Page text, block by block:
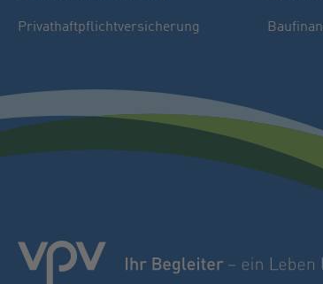
Privathaftpflichtversicherung